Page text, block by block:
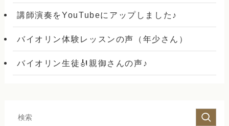
講師演奏をYouTubeにアップしました♪
バイオリン体験レッスンの声（年少さん）
バイオリン生徒🎻親御さんの声♪